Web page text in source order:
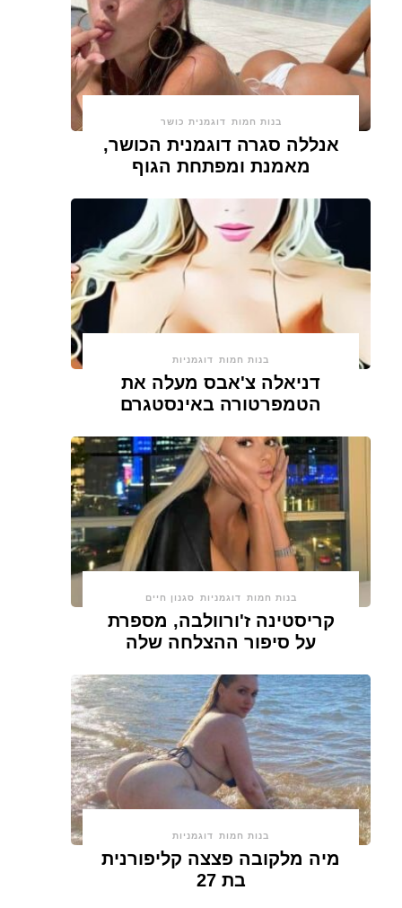
בנות חמות דוגמנית כושר
אנללה סגרה דוגמנית הכושר,
מאמנת ומפתחת הגוף
בנות חמות דוגמניות
דניאלה צ'אבס מעלה את
הטמפרטורה באינסטגרם
בנות חמות דוגמניות סגנון חיים
קריסטינה ז'ורוולבה, מספרת
על סיפור ההצלחה שלה
בנות חמות דוגמניות
מיה מלקובה פצצה קליפורנית
בת 27